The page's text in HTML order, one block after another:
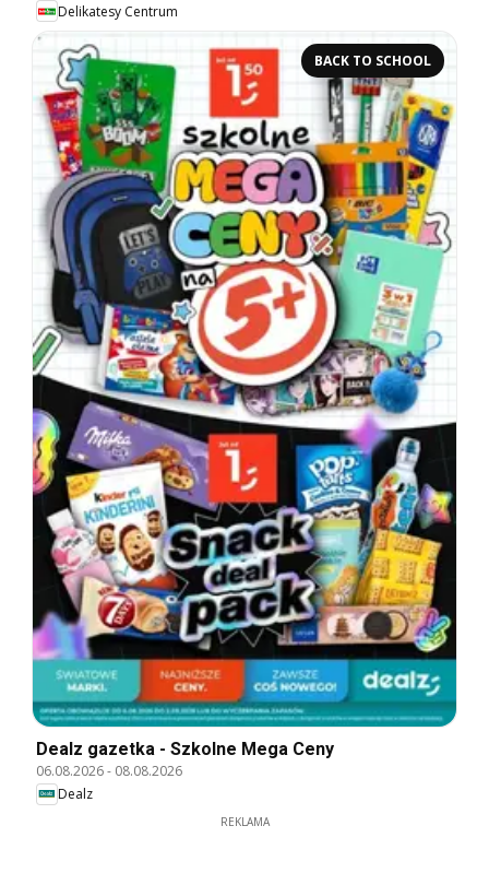
Delikatesy Centrum
BACK TO SCHOOL
Dealz gazetka - Szkolne Mega Ceny
06.08.2026- 08.08.2026
Dealz
REKLAMA